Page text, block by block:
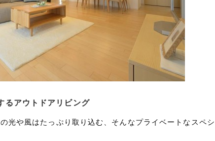
るアウトドアリビング
光や風はたっぷり取り込む、そんなプライベートなスペシ